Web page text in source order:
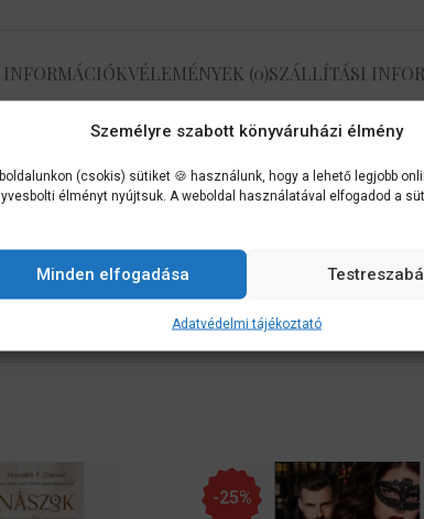
Személyre szabott könyváruházi élmény
(csokis) sütiket 🍪 használunk, hogy a lehető legjobb
élményt nyújtsuk. A weboldal használatával elfogadod a
Minden elfogadása
Adatvédelmi tájékoztató
VÉLEMÉNYEK (0)SZÁLLÍTÁSI
a Dominikai Köztársaságba. A szigeten
anyja ellenzi a kapcsolatukat, és közbeszól egy tengeri
ármánykodásai szakítják szét őket újra. A
így szerelme után utazik, de kellemetlen
nélkül? Vagy el kell fogadniuk, hogy a sors örökre
-25%